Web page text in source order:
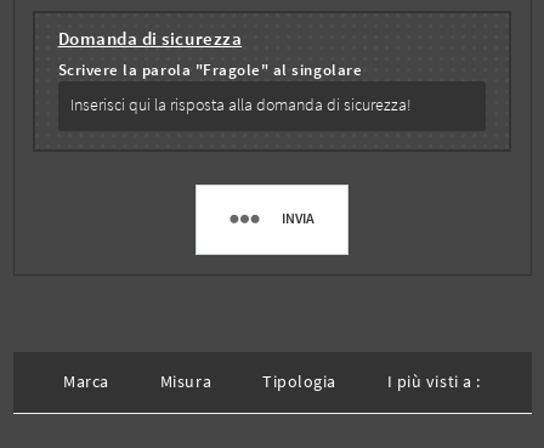
Domanda di sicurezza
Scrivere la parola "Fragole" al singolare
INVIA
Marca Misura Tipologia I più visti a :